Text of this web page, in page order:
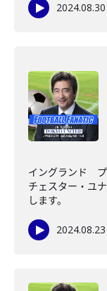
2024.08.30
イングランド
チェスター・ユ
します。
2024.08.23